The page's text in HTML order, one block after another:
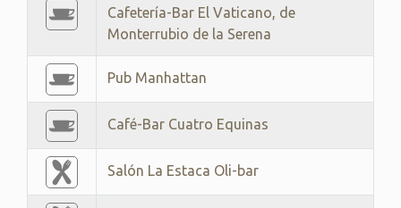
Cafetería-Bar El Vaticano, de
Monterrubio de la Serena
Pub Manhattan
Café-Bar Cuatro Equinas
Salón La Estaca Oli-bar